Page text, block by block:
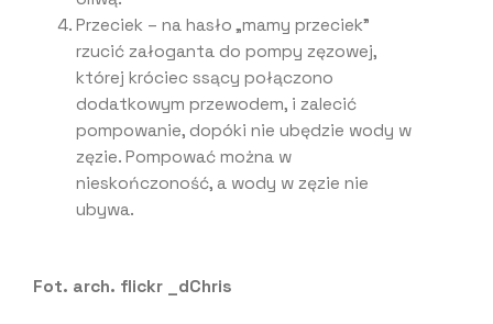
Przeciek – na hasło „mamy przeciek”
rzucić załoganta do pompy zęzowej,
której króciec ssący połączono
dodatkowym przewodem, i zalecić
pompowanie, dopóki nie ubędzie wody w
zęzie. Pompować można w
nieskończoność, a wody w zęzie nie
ubywa.
Fot. arch. flickr _dChris